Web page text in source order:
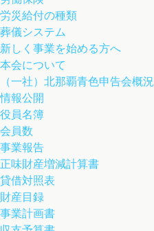
労災給付の種類
葬儀システム
新しく事業を始める方へ
本会について
（一社）北那覇青色申告会概況
情報公開
役員名簿
会員数
事業報告
正味財産増減計算書
貸借対照表
財産目録
事業計画書